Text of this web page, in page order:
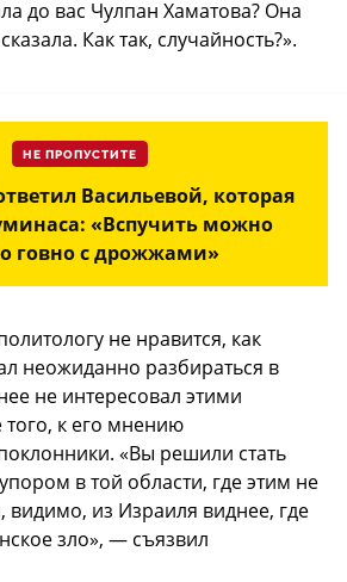
до вас Чулпан Хаматова? Она
Как так, случайность?».
НЕ ПРОПУСТИТЕ
Васильевой, которая
«Вспучить можно
говно с дрожжами»
не нравится, как
неожиданно разбираться в
не интересовал этими
к его мнению
«Вы решили стать
в той области, где этим не
видимо, из Израиля виднее, где
зло», — съязвил